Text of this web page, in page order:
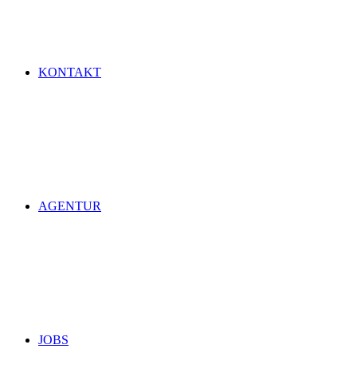
KONTAKT
AGENTUR
JOBS